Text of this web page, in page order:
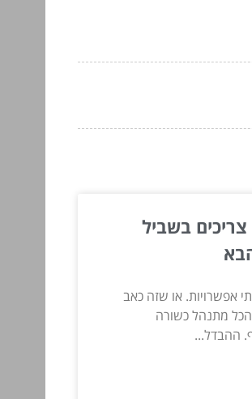
בשביל
אפשרויות. או שזה כאב
מתנהל כשורה
ההבדל...